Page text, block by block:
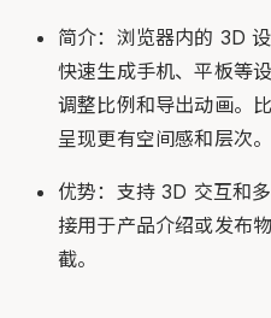
简介：浏览器内的 3D
快速生成手机、平板等
调整比例和导出动画。
呈现更有空间感和层次。
优势：支持 3D 交互和
接用于产品介绍或发布
截。